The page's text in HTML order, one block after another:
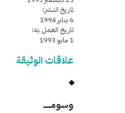
تاريخ النشر:
6 يناير 1994
تاريخ العمل به:
1 مايو 1993
علاقات الوثيقة
وسومـــــ